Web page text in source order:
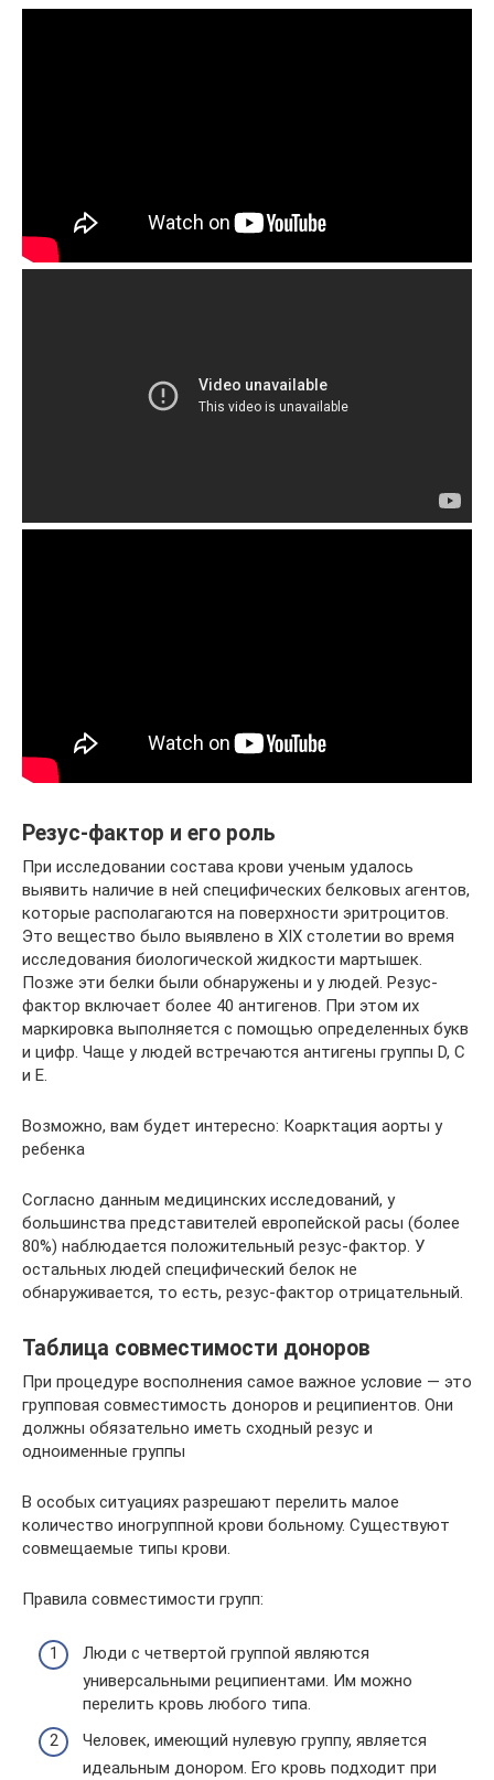
Резус-фактор и его роль
При исследовании состава крови ученым удалось
выявить наличие в ней специфических белковых агентов,
которые располагаются на поверхности эритроцитов.
Это вещество было выявлено в XIX столетии во время
исследования биологической жидкости мартышек.
Позже эти белки были обнаружены и у людей. Резус-
фактор включает более 40 антигенов. При этом их
маркировка выполняется с помощью определенных букв
и цифр. Чаще у людей встречаются антигены группы D, C
и E.
Возможно, вам будет интересно: Коарктация аорты у
ребенка
Согласно данным медицинских исследований, у
большинства представителей европейской расы (более
80%) наблюдается положительный резус-фактор. У
остальных людей специфический белок не
обнаруживается, то есть, резус-фактор отрицательный.
Таблица совместимости доноров
При процедуре восполнения самое важное условие — это
групповая совместимость доноров и реципиентов. Они
должны обязательно иметь сходный резус и
одноименные группы
В особых ситуациях разрешают перелить малое
количество иногруппной крови больному. Существуют
совмещаемые типы крови.
Правила совместимости групп:
Люди с четвертой группой являются
универсальными реципиентами. Им можно
перелить кровь любого типа.
Человек, имеющий нулевую группу, является
идеальным донором. Его кровь подходит при